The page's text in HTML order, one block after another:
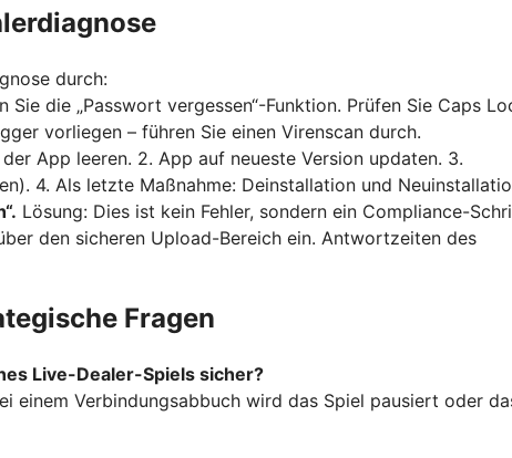
durch:
Sie die „Passwort vergessen“-Funktion. Prüfen Sie Caps
vorliegen – führen Sie einen Virenscan durch.
der App leeren. 2. App auf neueste Version updaten. 3.
4. Als letzte Maßnahme: Deinstallation und
Lösung: Dies ist kein Fehler, sondern ein Compliance-
den sicheren Upload-Bereich ein. Antwortzeiten des
Fragen
Live-Dealer-Spiels sicher?
Verbindungsabbuch wird das Spiel pausiert oder